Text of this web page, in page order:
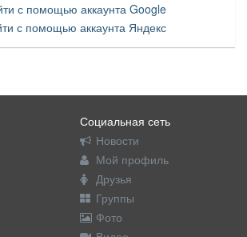
Социальная сеть
Новости
Мой профиль
Друзья
Группы
Фото